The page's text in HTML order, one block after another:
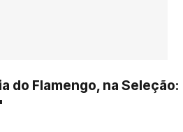
do Flamengo, na